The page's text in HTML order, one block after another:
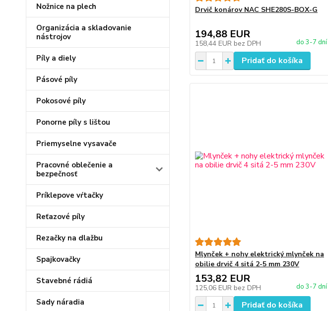
Nožnice na plech
Organizácia a skladovanie
nástrojov
Píly a diely
Pásové píly
Pokosové píly
Ponorne píly s lištou
Priemyselne vysavače
Pracovné oblečenie a
bezpečnosť
Príklepove vŕtačky
Reťazové píly
Rezačky na dlažbu
Spajkovačky
Stavebné rádiá
Sady náradia
Drvič konárov NAC SHE280S-BOX-G
194,88 EUR
158,44 EUR bez DPH do 3-7 dní
Pridať do košíka
Mlynček + nohy elektrický mlynček na
obilie drvič 4 sitá 2-5 mm 230V
153,82 EUR
125,06 EUR bez DPH do 3-7 dní
Pridať do košíka